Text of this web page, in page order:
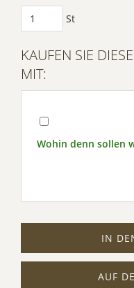
St
KAUFEN SIE
MIT:
Wohin denn sollen
IN
AUF